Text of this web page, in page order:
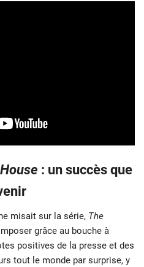
: un succès que
misait sur la série, The
grâce au bouche à
positives de la presse et des
tout le monde par surprise, y